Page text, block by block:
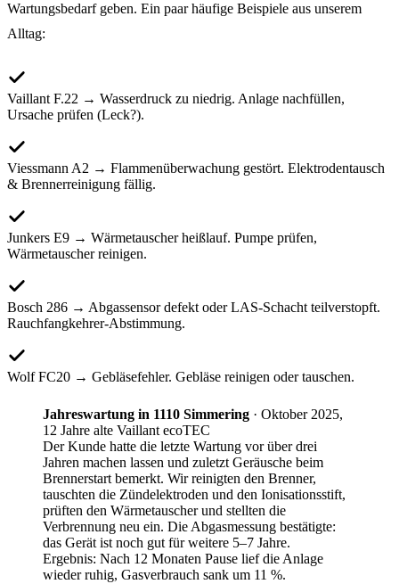
Wartungsbedarf geben. Ein paar häufige Beispiele aus unserem
Alltag:
Vaillant F.22 → Wasserdruck zu niedrig. Anlage nachfüllen,
Ursache prüfen (Leck?).
Viessmann A2 → Flammenüberwachung gestört. Elektrodentausch
& Brennerreinigung fällig.
Junkers E9 → Wärmetauscher heißlauf. Pumpe prüfen,
Wärmetauscher reinigen.
Bosch 286 → Abgassensor defekt oder LAS-Schacht teilverstopft.
Rauchfangkehrer-Abstimmung.
Wolf FC20 → Gebläsefehler. Gebläse reinigen oder tauschen.
Jahreswartung in 1110 Simmering · Oktober 2025,
12 Jahre alte Vaillant ecoTEC
Der Kunde hatte die letzte Wartung vor über drei
Jahren machen lassen und zuletzt Geräusche beim
Brennerstart bemerkt. Wir reinigten den Brenner,
tauschten die Zündelektroden und den Ionisationsstift,
prüften den Wärmetauscher und stellten die
Verbrennung neu ein. Die Abgasmessung bestätigte:
das Gerät ist noch gut für weitere 5–7 Jahre.
Ergebnis: Nach 12 Monaten Pause lief die Anlage
wieder ruhig, Gasverbrauch sank um 11 %.